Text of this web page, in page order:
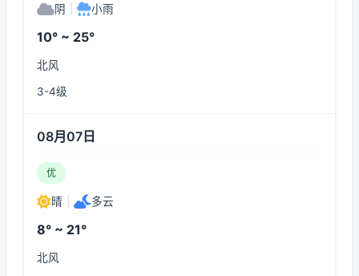
阴 小雨
10° ~ 25°
北风
3-4级
08月07日
优
晴 多云
8° ~ 21°
北风